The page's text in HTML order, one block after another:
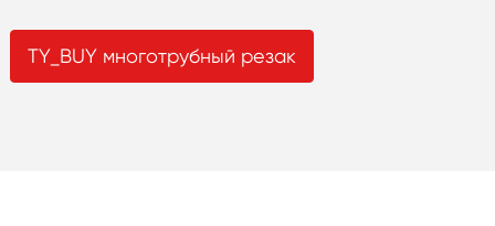
TY_BUY многотрубный резак